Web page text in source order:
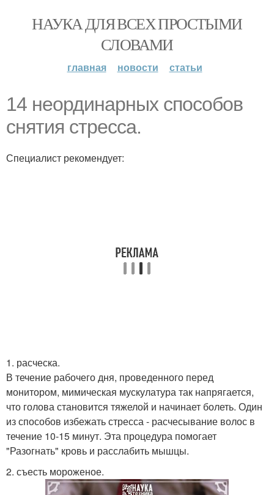
НАУКА ДЛЯ ВСЕХ ПРОСТЫМИ
СЛОВАМИ
главная новости статьи
14 неординарных способов
снятия стресса.
Специалист рекомендует:
1. расческа.
В течение рабочего дня, проведенного перед
монитором, мимическая мускулатура так напрягается,
что голова становится тяжелой и начинает болеть. Один
из способов избежать стресса - расчесывание волос в
течение 10-15 минут. Эта процедура помогает
"Разогнать" кровь и расслабить мышцы.
2. съесть мороженое.